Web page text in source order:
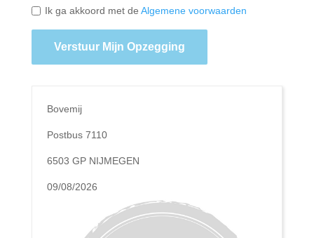
Ik ga akkoord met de Algemene voorwaarden
Verstuur Mijn Opzegging
Bovemij
Postbus 7110
6503 GP NIJMEGEN
09/08/2026